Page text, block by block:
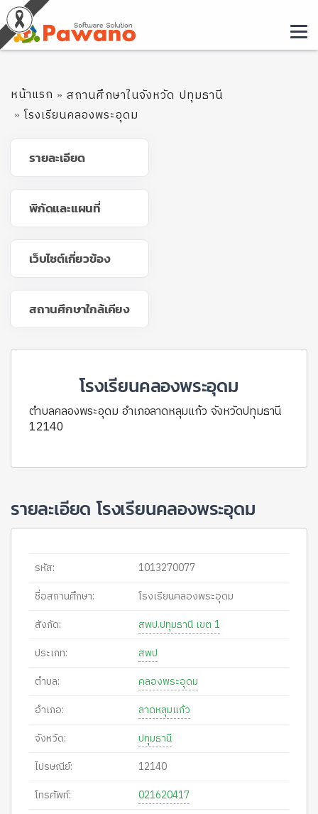
หน้าแรก
สถานศึกษาในจังหวัด ปทุมธานี
โรงเรียนคลองพระอุดม
รายละเอียด
พิกัดและแผนที่
เว็บไซต์เกี่ยวข้อง
สถานศึกษาใกล้เคียง
โรงเรียนคลองพระอุดม
ตำบลคลองพระอุดม อำเภอลาดหลุมแก้ว จังหวัดปทุมธานี
12140
รายละเอียด โรงเรียนคลองพระอุดม
รหัส:
1013270077
ชื่อสถานศึกษา:
โรงเรียนคลองพระอุดม
สังกัด:
สพป.ปทุมธานี เขต 1
ประเภท:
สพป
ตำบล:
คลองพระอุดม
อำเภอ:
ลาดหลุมแก้ว
จังหวัด:
ปทุมธานี
ไปรษณีย์:
12140
โทรศัพท์:
021620417